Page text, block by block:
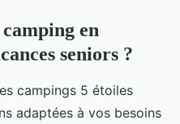
en
seniors ?
campings 5 étoiles
adaptées à vos besoins